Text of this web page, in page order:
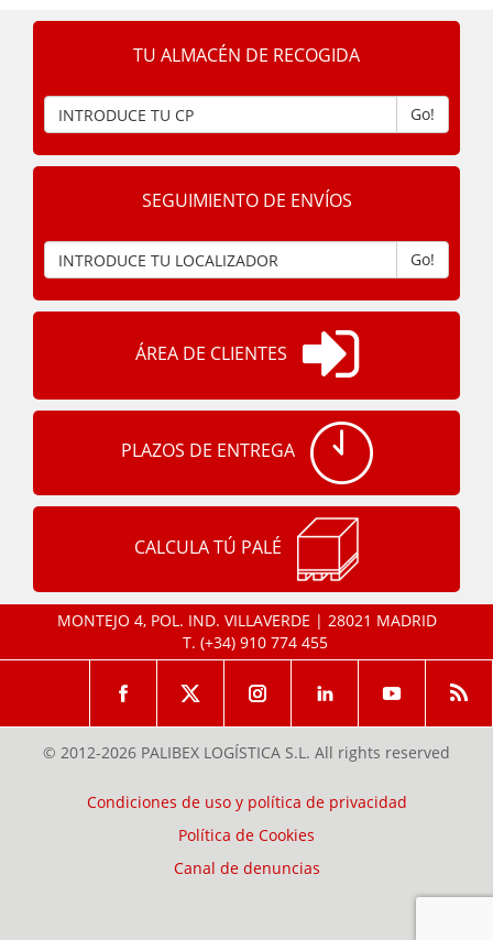
TU ALMACÉN DE RECOGIDA
Go!
SEGUIMIENTO DE ENVÍOS
Go!
ÁREA DE CLIENTES
PLAZOS DE ENTREGA
CALCULA TÚ PALÉ
MONTEJO 4, POL. IND. VILLAVERDE | 28021 MADRID
T. (+34) 910 774 455
© 2012-2026 PALIBEX LOGÍSTICA S.L. All rights reserved
Condiciones de uso y política de privacidad
Política de Cookies
Canal de denuncias